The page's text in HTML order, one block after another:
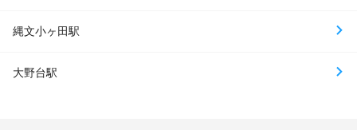
縄文小ヶ田駅
大野台駅